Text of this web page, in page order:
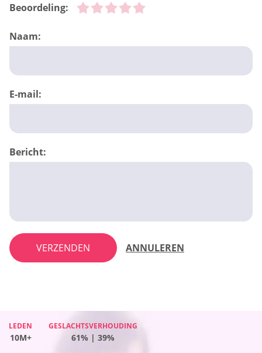
Beoordeling:
Naam:
E-mail:
Bericht:
VERZENDEN ANNULEREN
LEDEN GESLACHTSVERHOUDING
LEDEN
10M+
GESLACHTSVERHOUDING
61% | 39%
LEDEN
10M+
GESLACHTSVERHOUDING
47% | 53%
LEDEN
10M+
GESLACHTSVERHOUDING
47% | 53%